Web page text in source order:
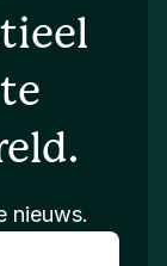
nieuws.